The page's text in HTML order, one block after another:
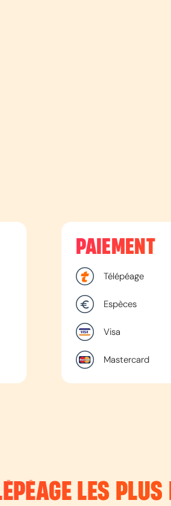
PAIEMENT
Télépéage
Espèces
Visa
Mastercard
LES PLUS